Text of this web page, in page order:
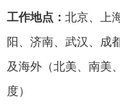
工作地点： 北京、上
阳、济南、武汉、成
及海外（北美、南美
度）